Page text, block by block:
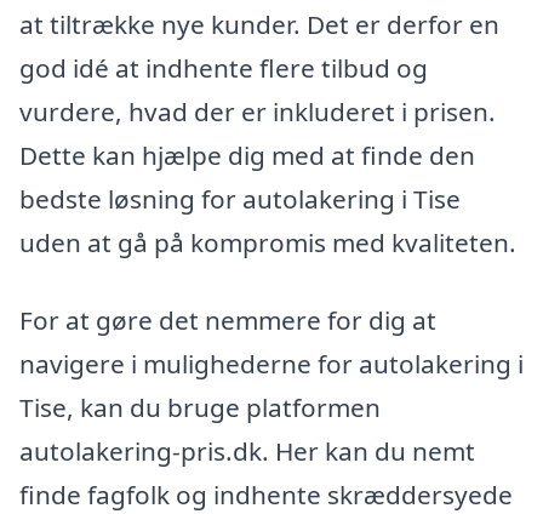
at tiltrække nye kunder. Det er derfor en
god idé at indhente flere tilbud og
vurdere, hvad der er inkluderet i prisen.
Dette kan hjælpe dig med at finde den
bedste løsning for autolakering i Tise
uden at gå på kompromis med kvaliteten.
For at gøre det nemmere for dig at
navigere i mulighederne for autolakering i
Tise, kan du bruge platformen
autolakering-pris.dk. Her kan du nemt
finde fagfolk og indhente skræddersyede